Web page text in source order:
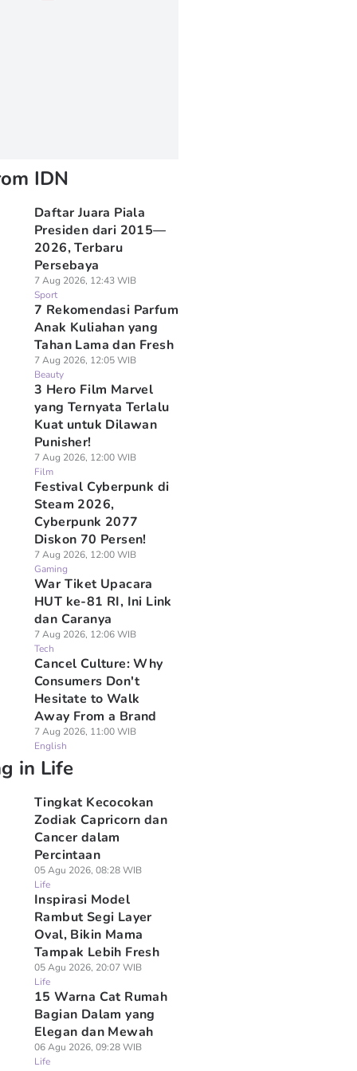
IDN
Daftar Juara Piala
Presiden dari 2015—
2026, Terbaru
Persebaya
7 Aug 2026, 12:43 WIB
Sport
7 Rekomendasi Parfum
Anak Kuliahan yang
Tahan Lama dan Fresh
7 Aug 2026, 12:05 WIB
Beauty
3 Hero Film Marvel
yang Ternyata Terlalu
Kuat untuk Dilawan
Punisher!
7 Aug 2026, 12:00 WIB
Film
Festival Cyberpunk di
Steam 2026,
Cyberpunk 2077
Diskon 70 Persen!
7 Aug 2026, 12:00 WIB
Gaming
War Tiket Upacara
HUT ke-81 RI, Ini Link
dan Caranya
7 Aug 2026, 12:06 WIB
Tech
Cancel Culture: Why
Consumers Don't
Hesitate to Walk
Away From a Brand
7 Aug 2026, 11:00 WIB
English
in Life
Tingkat Kecocokan
Zodiak Capricorn dan
Cancer dalam
Percintaan
05 Agu 2026, 08:28 WIB
Life
Inspirasi Model
Rambut Segi Layer
Oval, Bikin Mama
Tampak Lebih Fresh
05 Agu 2026, 20:07 WIB
Life
15 Warna Cat Rumah
Bagian Dalam yang
Elegan dan Mewah
06 Agu 2026, 09:28 WIB
Life